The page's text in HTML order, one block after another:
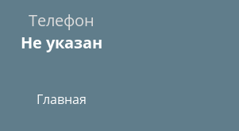
Телефон
Не указан
Главная